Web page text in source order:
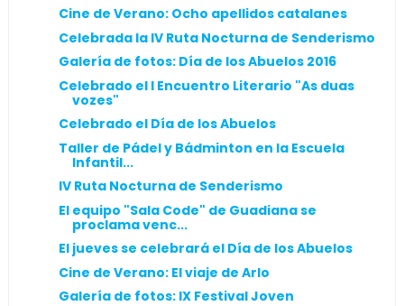
Cine de Verano: Ocho apellidos catalanes
Celebrada la IV Ruta Nocturna de Senderismo
Galería de fotos: Día de los Abuelos 2016
Celebrado el I Encuentro Literario "As duas
vozes"
Celebrado el Día de los Abuelos
Taller de Pádel y Bádminton en la Escuela
Infantil...
IV Ruta Nocturna de Senderismo
El equipo "Sala Code" de Guadiana se
proclama venc...
El jueves se celebrará el Día de los Abuelos
Cine de Verano: El viaje de Arlo
Galería de fotos: IX Festival Joven